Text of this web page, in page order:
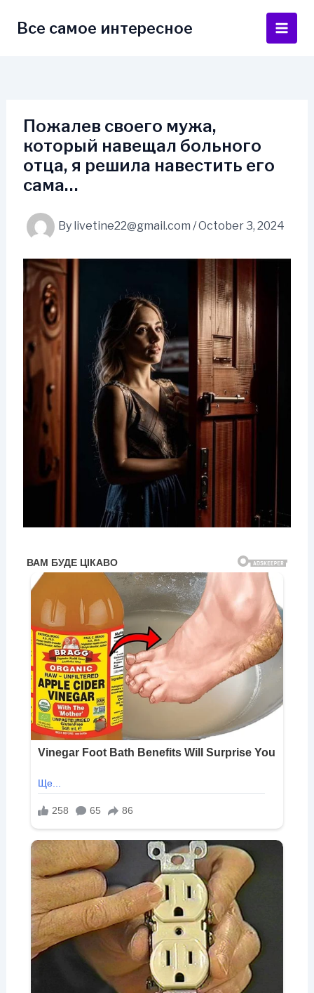
Все самое интересное
Main
Пожалев своего мужа,
который навещал больного
отца, я решила навестить его
сама…
By livetine22@gmail.com /October 3, 2024